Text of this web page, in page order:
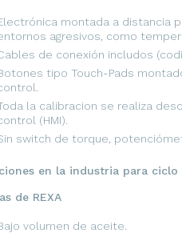
montada a distancia
agresivos, como
de conexión includos
tipo Touch-Pads
la calibracion se realiza
(HMI).
switch de torque,
en la industria para ciclo
de REXA
volumen de aceite.